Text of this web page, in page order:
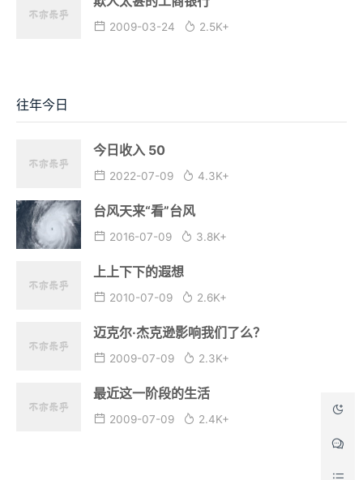
2009-03-24 2.5K+
往年今日
今日收入 50
2022-07-09 4.3K+
台风天来“看”台风
2016-07-09 3.8K+
上上下下的遐想
2010-07-09 2.6K+
迈克尔·杰克逊影响我们了么？
2009-07-09 2.3K+
最近这一阶段的生活
2009-07-09 2.4K+